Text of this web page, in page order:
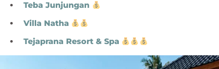
Teba Junjungan
Villa Natha
Tejaprana Resort & Spa